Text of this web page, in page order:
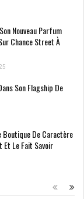
Nouveau Parfum
Chance Street À
Son Flagship De
Boutique De Caractère
Et Le Fait Savoir